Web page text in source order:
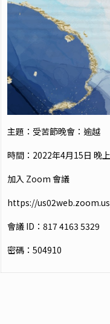
主題：受苦節晚會：逾越
時間：2022年4月15日 晚
加入 Zoom 會議
https://
會議 ID：817 4163 5329
密碼：504910